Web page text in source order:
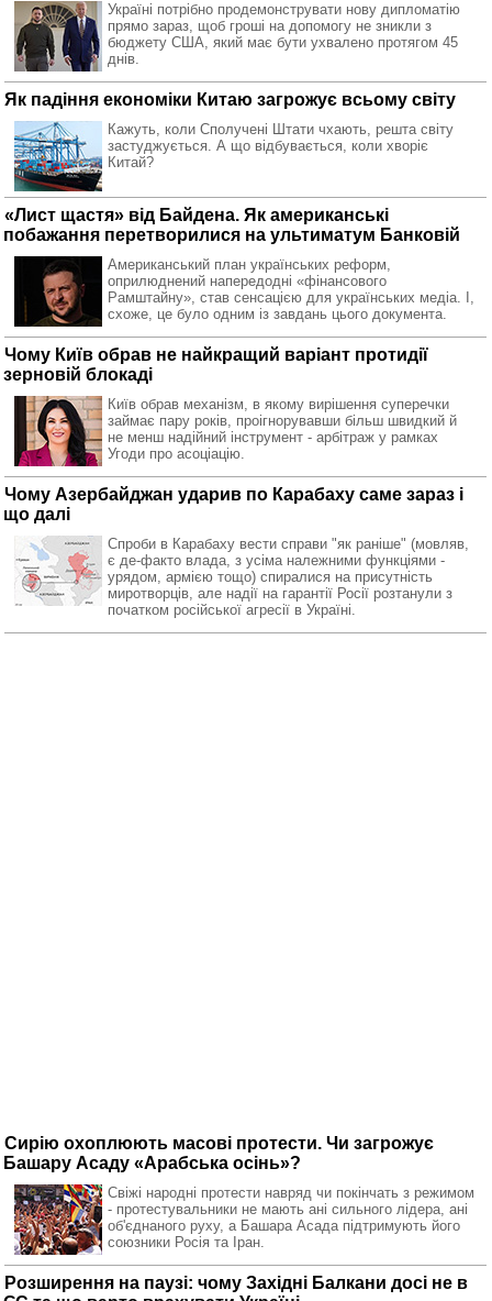
Україні потрібно продемонструвати нову дипломатію
прямо зараз, щоб гроші на допомогу не зникли з
бюджету США, який має бути ухвалено протягом 45
днів.
Як падіння економіки Китаю загрожує всьому світу
Кажуть, коли Сполучені Штати чхають, решта світу
застуджується. А що відбувається, коли хворіє
Китай?
«Лист щастя» від Байдена. Як американські
побажання перетворилися на ультиматум Банковій
Американський план українських реформ,
оприлюднений напередодні «фінансового
Рамштайну», став сенсацією для українських медіа. І,
схоже, це було одним із завдань цього документа.
Чому Київ обрав не найкращий варіант протидії
зерновій блокаді
Київ обрав механізм, в якому вирішення суперечки
займає пару років, проігнорувавши більш швидкий й
не менш надійний інструмент - арбітраж у рамках
Угоди про асоціацію.
Чому Азербайджан ударив по Карабаху саме зараз і
що далі
Спроби в Карабаху вести справи "як раніше" (мовляв,
є де-факто влада, з усіма належними функціями -
урядом, армією тощо) спиралися на присутність
миротворців, але надії на гарантії Росії розтанули з
початком російської агресії в Україні.
Сирію охоплюють масові протести. Чи загрожує
Башару Асаду «Арабська осінь»?
Свіжі народні протести навряд чи покінчать з режимом
- протестувальники не мають ані сильного лідера, ані
об'єднаного руху, а Башара Асада підтримують його
союзники Росія та Іран.
Розширення на паузі: чому Західні Балкани досі не в